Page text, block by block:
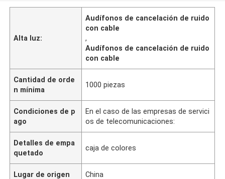
Alta luz:
Audífonos de cancelación de ruido
con cable
,
Audífonos de cancelación de ruido
con cable
Cantidad de orde
n mínima
1000 piezas
Condiciones de p
ago
En el caso de las empresas de servici
os de telecomunicaciones:
Detalles de empa
quetado
caja de colores
Lugar de origen China